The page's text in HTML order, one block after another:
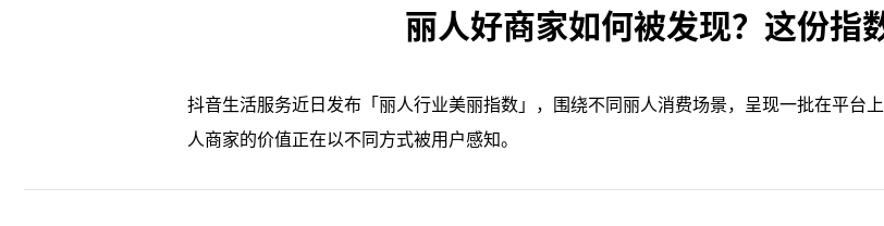
丽人好商家如何被发现？这份指
抖音生活服务近日发布「丽人行业美丽指数」，围绕不同丽人消费场景，呈现一批在平台
人商家的价值正在以不同方式被用户感知。